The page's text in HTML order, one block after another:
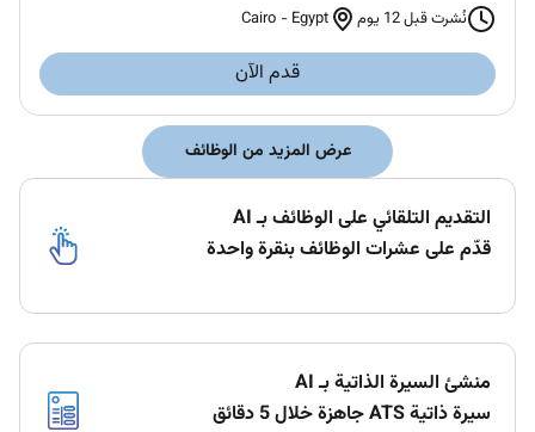
نُشرت قبل 12 يوم Cairo - Egypt
قدم الآن
عرض المزيد من الوظائف
التقديم التلقائي على الوظائف بـ AI
قدّم على عشرات الوظائف بنقرة واحدة
منشئ السيرة الذاتية بـ AI
سيرة ذاتية ATS جاهزة خلال 5 دقائق